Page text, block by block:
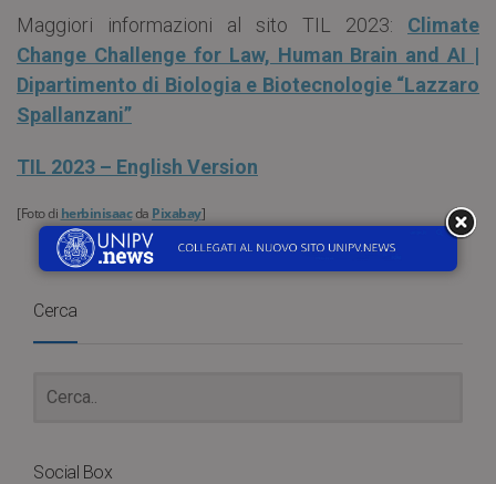
Maggiori informazioni al sito TIL 2023: Climate
Change Challenge for Law, Human Brain and AI |
Dipartimento di Biologia e Biotecnologie “Lazzaro
Spallanzani”
TIL 2023 – English Version
[Foto di herbinisaacda Pixabay]
Cerca
Social Box